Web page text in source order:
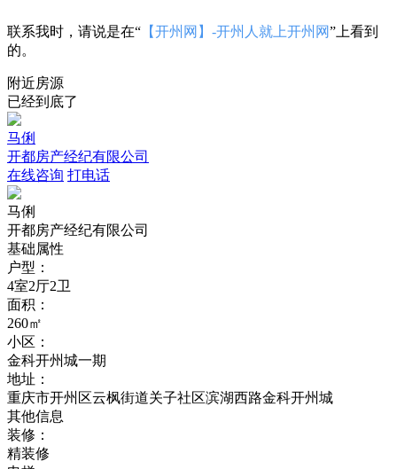
联系我时，请说是在“ 【开州网】-开州人就上开州网”上看到
的。
附近房源
已经到底了
马俐
开都房产经纪有限公司
在线咨询 打电话
马俐
开都房产经纪有限公司
基础属性
户型：
4室2厅2卫
面积：
260㎡
小区：
金科开州城一期
地址：
重庆市开州区云枫街道关子社区滨湖西路金科开州城
其他信息
装修：
精装修